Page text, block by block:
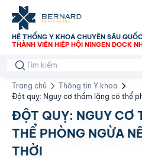
HỆ THỐNG Y KHOA CHUYÊN SÂU
THÀNH VIÊN HIỆP HỘI NINGEN DOCK
Trang chủ
Thông tin Y khoa
Đột quỵ: Nguy cơ thầm lặng có thể
ĐỘT QUỴ: NGUY CƠ
THỂ PHÒNG NGỪA
THỜI